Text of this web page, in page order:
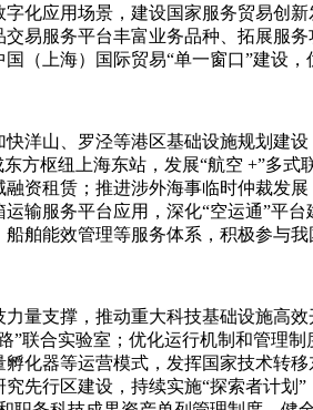
化应用场景，建设国家服务贸易创
易服务平台丰富业务品种、拓展服
（上海）国际贸易“单一窗口”建设，
洋山、罗泾等港区基础设施规划建
方枢纽上海东站，发展“航空 +”多
资租赁；推进涉外海事临时仲裁发
输服务平台应用，深化“空运通”平
舶能效管理等服务体系，积极参与
量支撑，推动重大科技基础设施高
”联合实验室；优化运行机制和管理
化器等运营模式，发挥国家技术转
先行区建设，持续实施“探索者计